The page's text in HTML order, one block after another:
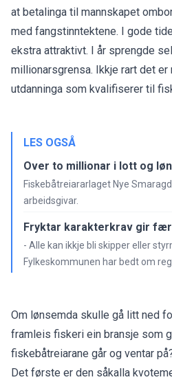
at betalinga til mannskapet
med fangstinntektene. I gode
ekstra attraktivt. I år sprengde
millionarsgrensa. Ikkje rart det er
utdanninga som kvalifiserer til
LES OGSÅ
Over to millionar i lott og løn
Fiskebåtreiararlaget Nye
arbeidsgivar.
Fryktar karakterkrav gir
- Alle kan ikkje bli skipper eller
Fylkeskommunen har bedt om
Om lønsemda skulle gå litt ned
framleis fiskeri ein bransje som
fiskebåtreiarane går og ventar
Det første er den såkalla